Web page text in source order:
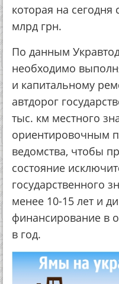
которая на сегодня
млрд грн.
По данным
необходимо
и капитальному
автдорог
тыс. км местного
ориентировочным
ведомства, чтобы
состояние
государственного
менее 10-15 лет и
финансирование в
в год.